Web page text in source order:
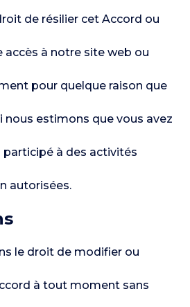
de résilier cet Accord ou
accès à notre site web ou
pour quelque raison que
nous estimons que vous avez
à des activités
autorisées.
le droit de modifier ou
à tout moment sans